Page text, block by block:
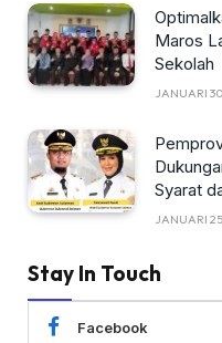
Maros
Sekolah
JANUARI
Syarat
JANUARI
Stay In Touch
Facebook